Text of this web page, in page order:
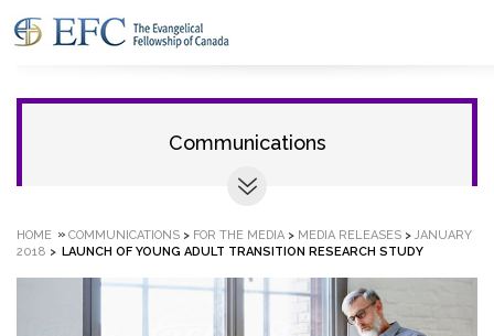
Communications
HOME » COMMUNICATIONS > FOR THE MEDIA > MEDIA RELEASES > JANUARY
2018 > LAUNCH OF YOUNG ADULT TRANSITION RESEARCH STUDY